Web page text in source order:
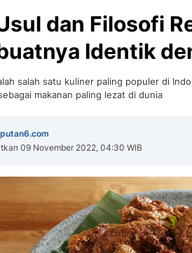
dan Filosofi
Identik
salah satu kuliner paling populer di
makanan paling lezat di dunia
09 November 2022, 04:30 WIB